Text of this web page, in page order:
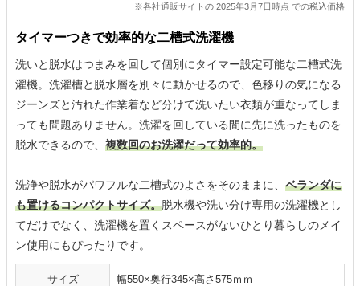
※各社通販サイトの 2025年3月7日時点 での税込価格
タイマーつきで効率的な二槽式洗濯機
洗いと脱水はつまみを回して個別にタイマー設定可能な二槽式洗
濯機。洗濯槽と脱水層を別々に動かせるので、色移りの気になる
ジーンズと汚れた作業着など分けて洗いたい衣類が重なってしま
っても問題ありません。洗濯を回している間に先に洗ったものを
脱水できるので、 複数回のお洗濯だって効率的。
洗浄や脱水がパワフルな二槽式のよさをそのままに、 ベランダに
も置けるコンパクトサイズ。脱水機や洗い分け専用の洗濯機とし
てだけでなく、洗濯機を置くスペースがないひとり暮らしのメイ
ン使用にもぴったりです。
サイズ 幅550×奥行345×高さ575ｍｍ